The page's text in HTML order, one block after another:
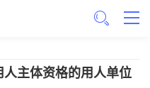
主体资格的用人单位